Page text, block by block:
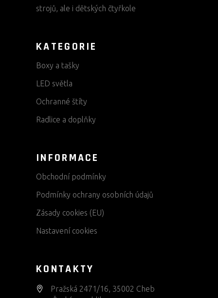
strojů, ale i dětských čtyřkole
KATEGORIE
Boxy a tašky
LED světla
Ochranné štíty
Radlice a doplňky
INFORMACE
Obchodní podmínky
Podmínky ochrany osobních údajů
Zásady cookies (EU)
Nastavení cookies
KONTAKTY
Pražská 2471/16, 35002 Cheb